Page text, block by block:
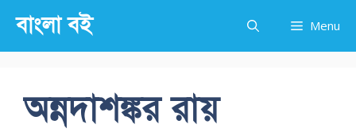
content
বাংলা বই Menu
অন্নদাশঙ্কর রায়